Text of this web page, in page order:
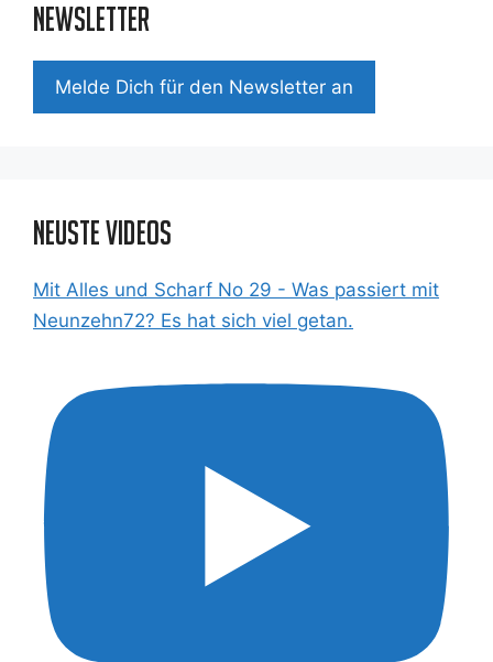
Newsletter
Mel­de Dich für den News­let­ter an
Neuste Videos
Mit Alles und Scharf No 29 - Was passiert mit
Neunzehn72? Es hat sich viel getan.